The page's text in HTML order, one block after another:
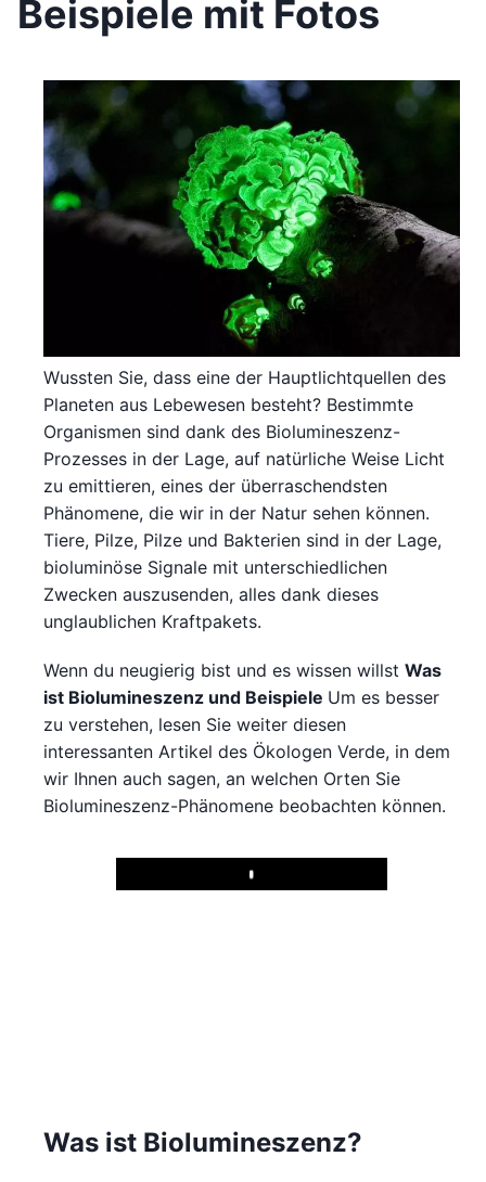
Beispiele mit Fotos
Wussten Sie, dass eine der Hauptlichtquellen des
Planeten aus Lebewesen besteht? Bestimmte
Organismen sind dank des Biolumineszenz-
Prozesses in der Lage, auf natürliche Weise Licht
zu emittieren, eines der überraschendsten
Phänomene, die wir in der Natur sehen können.
Tiere, Pilze, Pilze und Bakterien sind in der Lage,
bioluminöse Signale mit unterschiedlichen
Zwecken auszusenden, alles dank dieses
unglaublichen Kraftpakets.
Wenn du neugierig bist und es wissen willst Was
ist Biolumineszenz und Beispiele Um es besser
zu verstehen, lesen Sie weiter diesen
interessanten Artikel des Ökologen Verde, in dem
wir Ihnen auch sagen, an welchen Orten Sie
Biolumineszenz-Phänomene beobachten können.
Play
Was ist Biolumineszenz?